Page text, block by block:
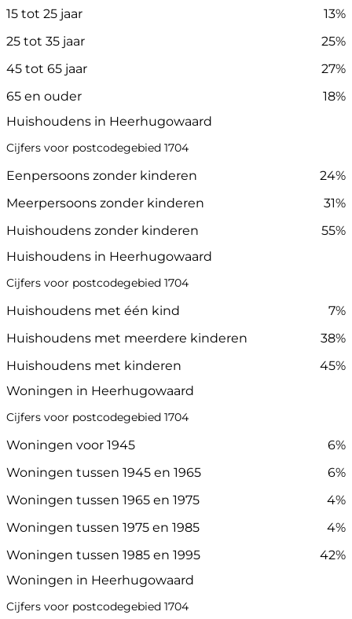
15 tot 25 jaar
13%
25 tot 35 jaar
25%
45 tot 65 jaar
27%
65 en ouder
18%
Huishoudens in Heerhugowaard
Cijfers voor postcodegebied 1704
Eenpersoons zonder kinderen
24%
Meerpersoons zonder kinderen
31%
Huishoudens zonder kinderen
55%
Huishoudens in Heerhugowaard
Cijfers voor postcodegebied 1704
Huishoudens met één kind
7%
Huishoudens met meerdere kinderen
38%
Huishoudens met kinderen
45%
Woningen in Heerhugowaard
Cijfers voor postcodegebied 1704
Woningen voor 1945
6%
Woningen tussen 1945 en 1965
6%
Woningen tussen 1965 en 1975
4%
Woningen tussen 1975 en 1985
4%
Woningen tussen 1985 en 1995
42%
Woningen in Heerhugowaard
Cijfers voor postcodegebied 1704